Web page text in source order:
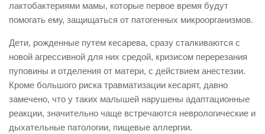
лактобактериями мамы, которые первое время будут
помогать ему, защищаться от патогенных микроорганизмов.
Дети, рожденные путем кесарева, сразу сталкиваются с
новой агрессивной для них средой, кризисом перерезания
пуповины и отделения от матери, с действием анестезии.
Кроме большого риска травматизации кесарят, давно
замечено, что у таких малышей нарушены адаптационные
реакции, значительно чаще встречаются неврологические и
дыхательные патологии, пищевые аллергии.